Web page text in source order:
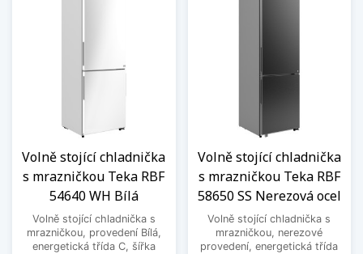
Volně stojící chladnička
s mrazničkou Teka RBF
54640 WH Bílá
Volně stojící chladnička s
mrazničkou, provedení Bílá,
energetická třída C, šířka
Volně stojící chladnička
s mrazničkou Teka RBF
58650 SS Nerezová ocel
Volně stojící chladnička s
mrazničkou, nerezové
provedení, energetická třída